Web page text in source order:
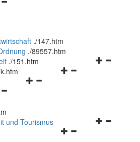
./147.htm
./89557.htm
Navigationsmenü
./151.htm
Navigationsmenü
Navigationsmenü
und Tourismus